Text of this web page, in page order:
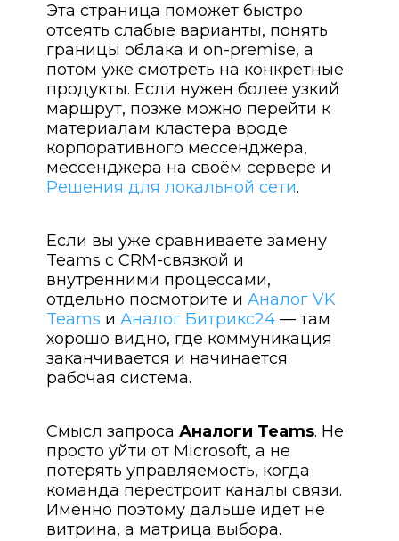
Эта страница поможет быстро
отсеять слабые варианты, понять
границы облака и on-premise, а
потом уже смотреть на конкретные
продукты. Если нужен более узкий
маршрут, позже можно перейти к
материалам кластера вроде
корпоративного мессенджера,
мессенджера на своём сервере и
Решения для локальной сети.
Если вы уже сравниваете замену
Teams с CRM-связкой и
внутренними процессами,
отдельно посмотрите и Аналог VK
Teams и Аналог Битрикс24 — там
хорошо видно, где коммуникация
заканчивается и начинается
рабочая система.
Смысл запроса Аналоги Teams. Не
просто уйти от Microsoft, а не
потерять управляемость, когда
команда перестроит каналы связи.
Именно поэтому дальше идёт не
витрина, а матрица выбора.